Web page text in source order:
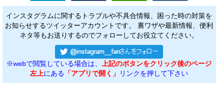
インスタグラムに関するトラブルや不具合情報、困った時の対策を
お知らせするツイッターアカウントです。 裏ワザや最新情報、便利
ネタ等もお送りするのでフォローしてお役立てください。
※webで閲覧している場合は、
上記のボタンをクリック後のページ
左上にある 「アプリで開く」 リンクを押して下さい